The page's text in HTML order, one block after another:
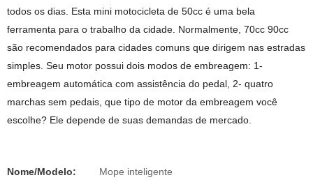
todos os dias. Esta mini motocicleta de 50cc é uma bela
ferramenta para o trabalho da cidade. Normalmente, 70cc 90cc
são recomendados para cidades comuns que dirigem nas estradas
simples. Seu motor possui dois modos de embreagem: 1-
embreagem automática com assistência do pedal, 2- quatro
marchas sem pedais, que tipo de motor da embreagem você
escolhe? Ele depende de suas demandas de mercado.
Nome/Modelo: Mope inteligente